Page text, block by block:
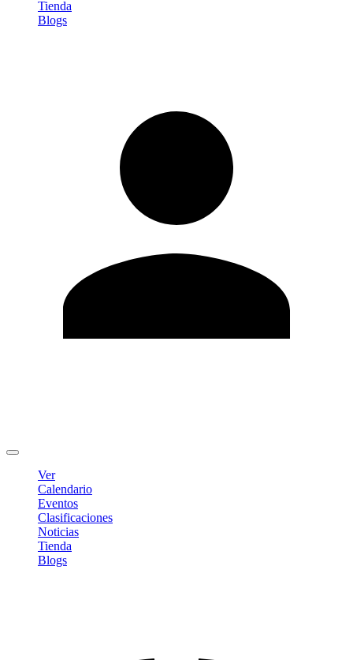
Tienda
Blogs
Ver
Calendario
Eventos
Clasificaciones
Noticias
Tienda
Blogs